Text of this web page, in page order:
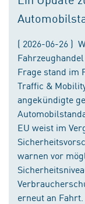
( 2026-06-26 )
Frage stand im
Traffic &
angekündigte
EU weist im
warnen vor
erneut an Fahrt.